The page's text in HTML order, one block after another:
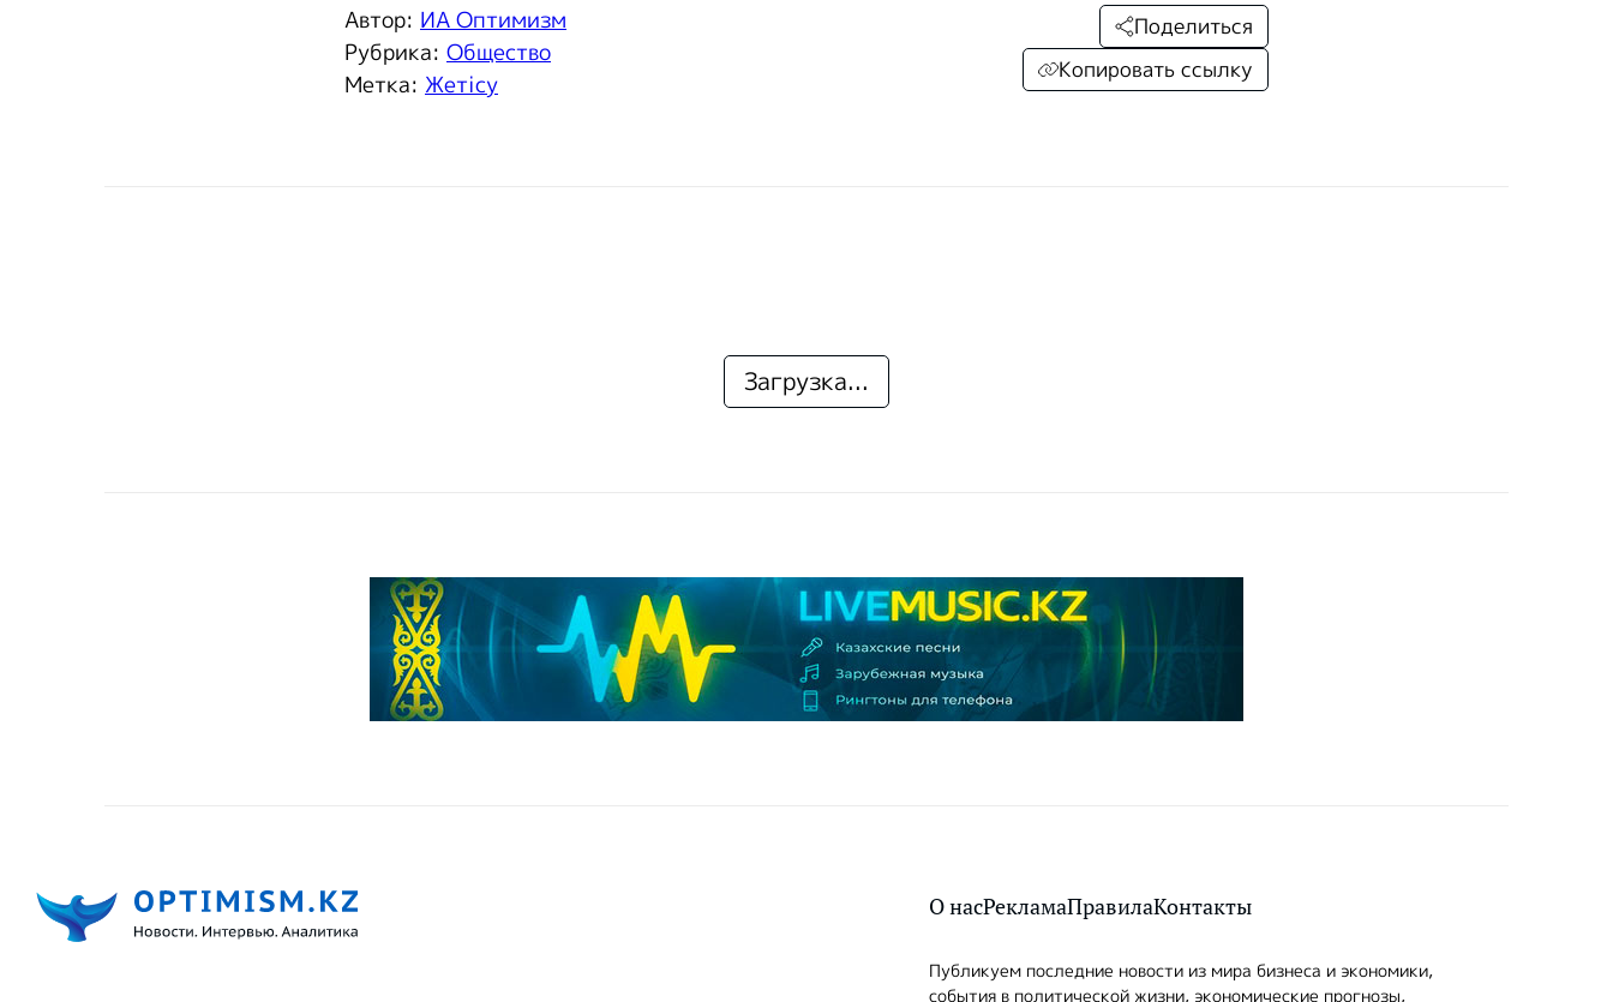
Автор: ИА Оптимизм
Рубрика: Общество
Метка: Жетісу
Поделиться
Копировать ссылку
Загрузка...
О насРекламаПравилаКонтакты
Публикуем последние новости из мира бизнеса и экономики,
события в политической жизни, экономические прогнозы,